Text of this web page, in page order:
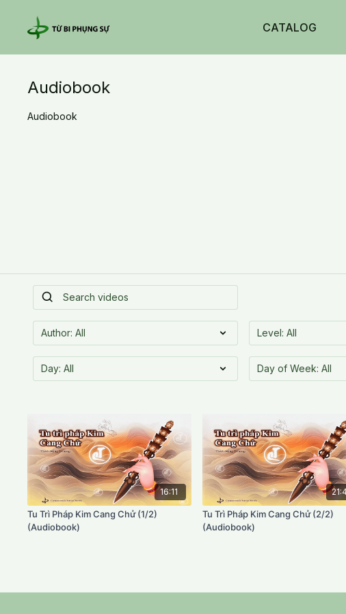
CATALOG
Audiobook
Audiobook
16:11
Tu Trì Pháp Kim Cang Chử (1/2)
(Audiobook)
Tu Trì Pháp Kim Cang Chử (2/2)
(Audiobook)